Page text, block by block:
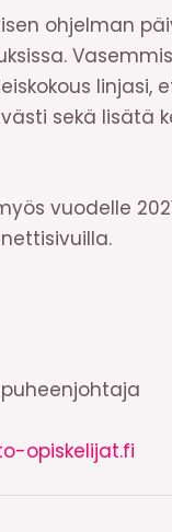
ohjelman
sekä lisätä
vuodelle
opiskelijat.fi